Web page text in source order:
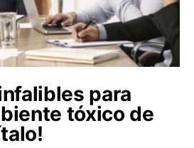
para
tóxico de